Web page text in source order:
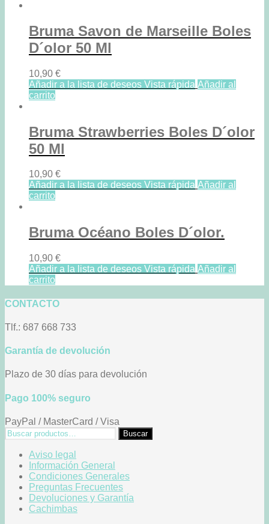
Bruma Savon de Marseille Boles
D´olor 50 Ml
10,90 €
Añadir a la lista de deseos Vista rápida Añadir al
carrito
Bruma Strawberries Boles D´olor
50 Ml
10,90 €
Añadir a la lista de deseos Vista rápida Añadir al
carrito
Bruma Océano Boles D´olor.
10,90 €
Añadir a la lista de deseos Vista rápida Añadir al
carrito
CONTACTO
Tlf.: 687 668 733
Garantía de devolución
Plazo de 30 días para devolución
Pago 100% seguro
PayPal / MasterCard / Visa
Buscar
por:
Buscar
Aviso legal
Información General
Condiciones Generales
Preguntas Frecuentes
Devoluciones y Garantía
Cachimbas